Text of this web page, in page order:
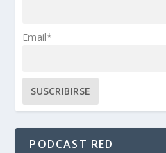
Email*
PODCAST RED